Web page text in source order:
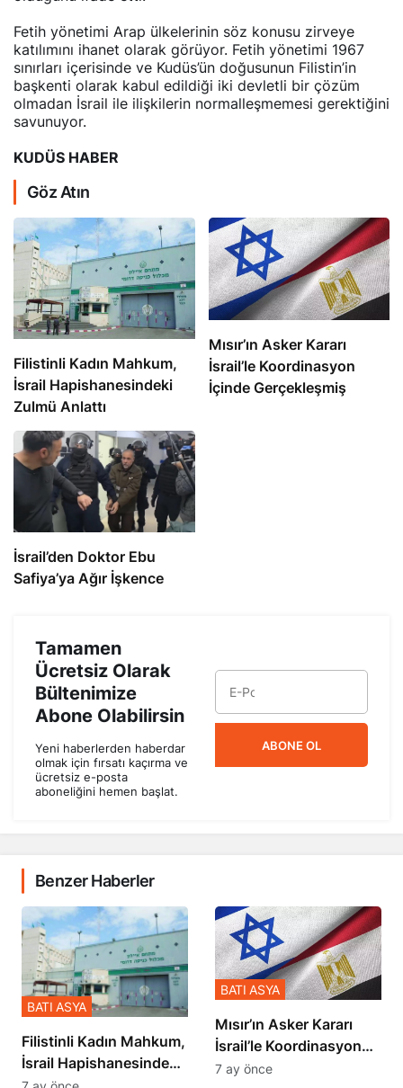
Fetih yönetimi Arap ülkelerinin söz konusu zirveye
katılımını ihanet olarak görüyor. Fetih yönetimi 1967
sınırları içerisinde ve Kudüs’ün doğusunun Filistin’in
başkenti olarak kabul edildiği iki devletli bir çözüm
olmadan İsrail ile ilişkilerin normalleşmemesi gerektiğini
savunuyor.
KUDÜS HABER
Göz Atın
Filistinli Kadın Mahkum,
İsrail Hapishanesindeki
Zulmü Anlattı
Mısır’ın Asker Kararı
İsrail’le Koordinasyon
İçinde Gerçekleşmiş
İsrail’den Doktor Ebu
Safiya’ya Ağır İşkence
Tamamen
Ücretsiz Olarak
Bültenimize
Abone Olabilirsin
Yeni haberlerden haberdar
olmak için fırsatı kaçırma ve
ücretsiz e-posta
aboneliğini hemen başlat.
ABONE OL
Benzer Haberler
Filistinli Kadın Mahkum,
İsrail Hapishanesindeki
Zulmü Anlattı
BATI ASYA
7 ay önce
Mısır’ın Asker Kararı
İsrail’le Koordinasyon
İçinde Gerçekleşmiş
BATI ASYA
7 ay önce